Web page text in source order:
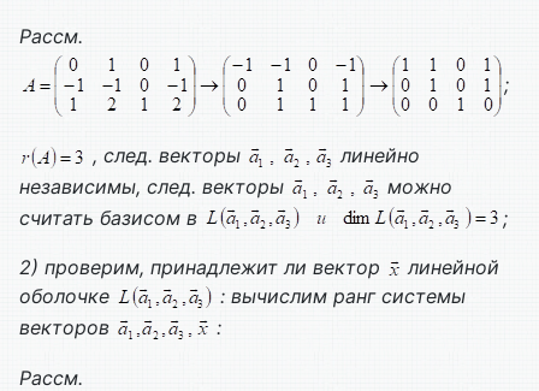
Рассм.
;
, след. векторы
линейно
независимы, след. векторы
можно
считать базисом в
;
2) проверим, принадлежит ли вектор
линейной
оболочке
: вычислим ранг системы
векторов
:
Рассм.